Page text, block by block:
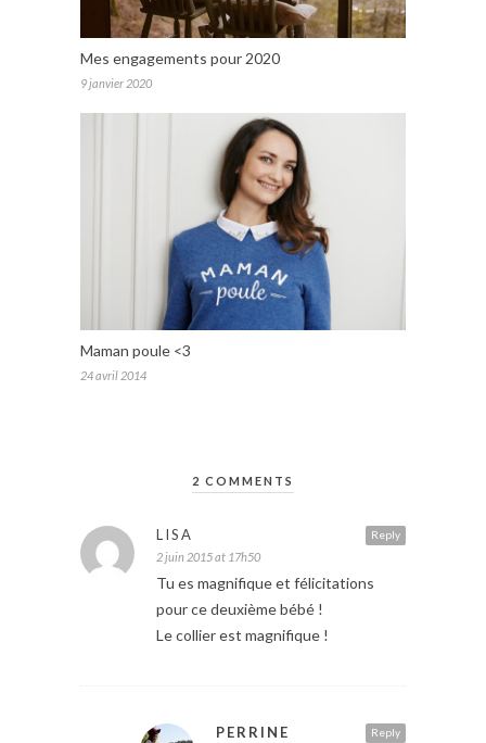
Mes engagements pour 2020
9 janvier 2020
Maman poule <3
24 avril 2014
2 COMMENTS
Reply
LISA
2 juin 2015 at 17h50
Tu es magnifique et félicitations
pour ce deuxième bébé !
Le collier est magnifique !
Reply
PERRINE